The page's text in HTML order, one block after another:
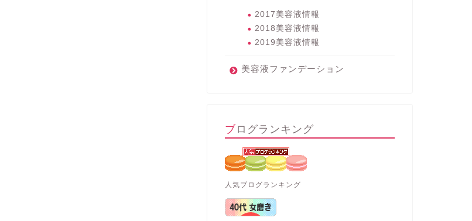
2017美容液情報
2018美容液情報
2019美容液情報
美容液ファンデーション
ブログランキング
人気ブログランキング